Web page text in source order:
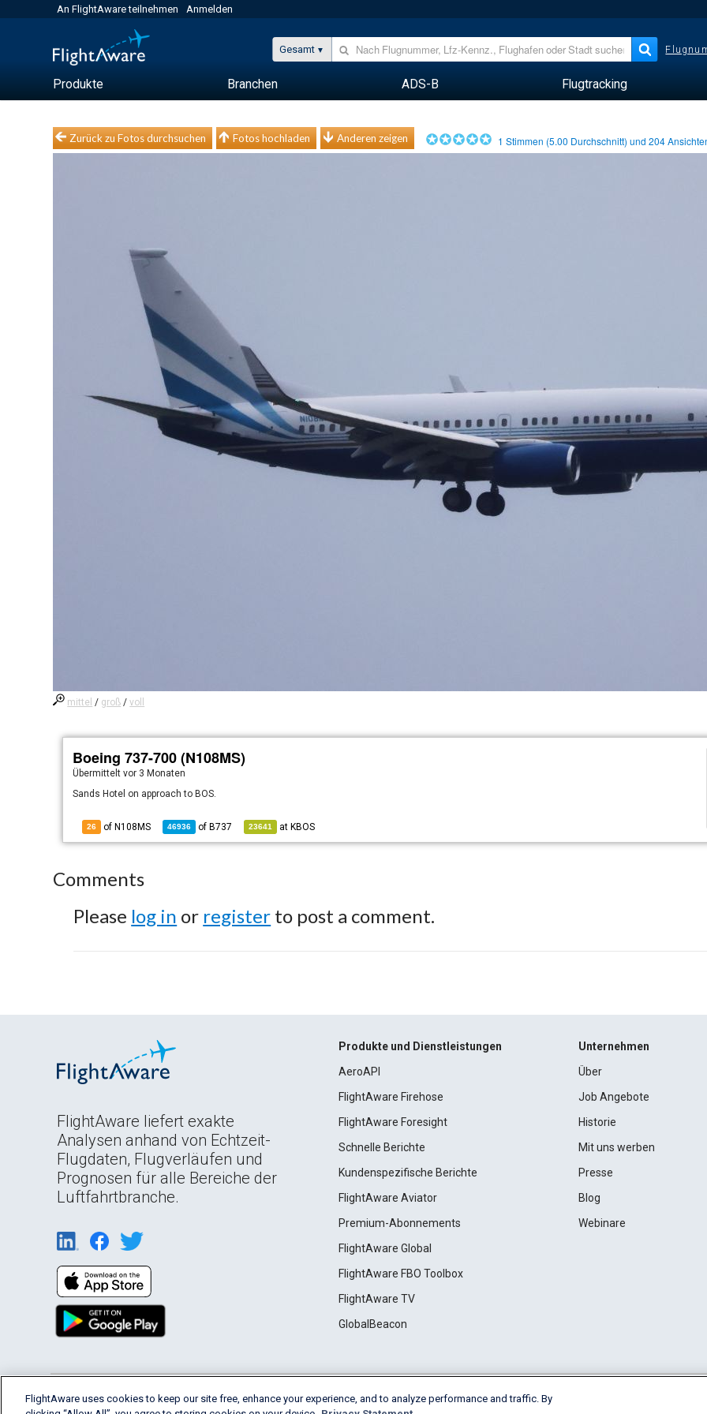
An FlightAware teilnehmen Anmelden
Gesamt
Produkte Branchen ADS-B Flugtracking
Zurück zu Fotos durchsuchen Fotos hochladen Anderen zeigen 1 Stimmen (5.00 Durchschnitt) und204
mittel / groß /voll
Boeing 737-700 (N108MS)
Übermitteltvor 3 Monaten
Sands Hotel on approach to BOS.
26 of N108MS 46936 of B737 23641 at KBOS
Comments
Please log in or register to post a comment.
FlightAware liefert exakte
Analysen anhand von Echtzeit-
Flugdaten, Flugverläufen und
Prognosen für alle Bereiche der
Luftfahrtbranche.
Produkte und Dienstleistungen
AeroAPI
FlightAware Firehose
FlightAware Foresight
Schnelle Berichte
Kundenspezifische Berichte
FlightAware Aviator
Premium-Abonnements
FlightAware Global
FlightAware FBO Toolbox
FlightAware TV
GlobalBeacon
Unternehmen
Über
Job Angebote
Historie
Mit uns werben
Presse
Blog
Webinare
English (USA) 2026 FlightAware Terms of Use Privacy Cookie Settings
FlightAware uses cookies to keep our site free, enhance your experience, and to analyze performance and traffic. By